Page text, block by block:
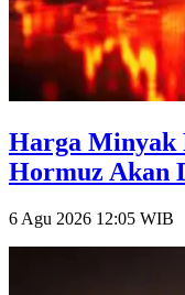
Harga Minyak
Hormuz Akan
6 Agu 2026 12:05 WIB